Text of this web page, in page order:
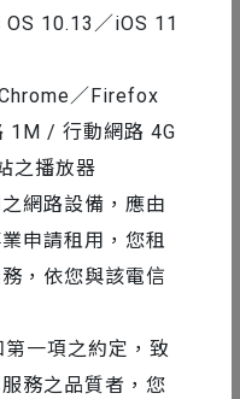
10.13／iOS 11
／Firefox
1M / 行動網路 4G
之播放器
網路設備，應由
申請租用，您租
，依您與該電信
一項之約定，致
務之品質者，您